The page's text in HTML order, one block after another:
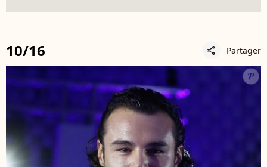
10/16 share Partager